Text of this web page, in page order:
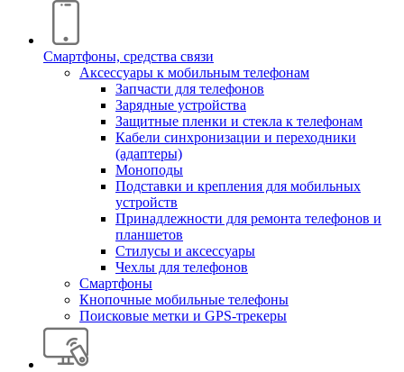
Смартфоны, средства связи
Аксессуары к мобильным телефонам
Запчасти для телефонов
Зарядные устройства
Защитные пленки и стекла к телефонам
Кабели синхронизации и переходники
(адаптеры)
Моноподы
Подставки и крепления для мобильных
устройств
Принадлежности для ремонта телефонов и
планшетов
Стилусы и аксессуары
Чехлы для телефонов
Смартфоны
Кнопочные мобильные телефоны
Поисковые метки и GPS-трекеры